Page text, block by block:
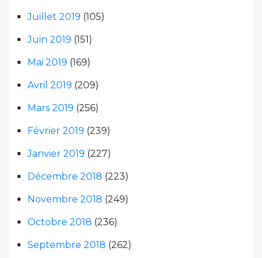
Juillet 2019 (105)
Juin 2019 (151)
Mai 2019 (169)
Avril 2019 (209)
Mars 2019 (256)
Février 2019 (239)
Janvier 2019 (227)
Décembre 2018 (223)
Novembre 2018 (249)
Octobre 2018 (236)
Septembre 2018 (262)